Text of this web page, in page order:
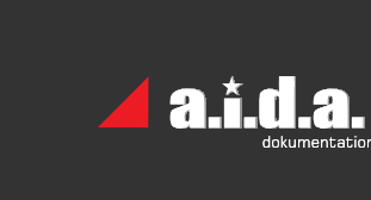
Archiv
München